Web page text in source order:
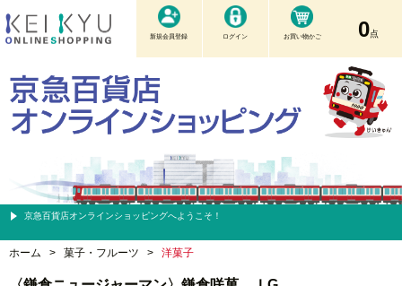
新規会員登録 ログイン お買い物かご 0点
京急百貨店オンラインショッピングへようこそ！
ホーム > 菓子・フルーツ > 洋菓子